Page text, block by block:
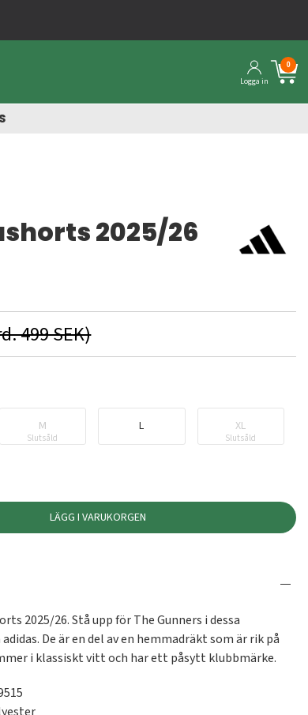
Logga in
0
2025/26
499 SEK)
M
Slutsåld
L XL
Slutsåld
LÄGG I VARUKORGEN
2025/26. Stå upp för The Gunners i dessa
De är en del av en hemmadräkt som är rik på
i klassiskt vitt och har ett påsytt klubbmärke.